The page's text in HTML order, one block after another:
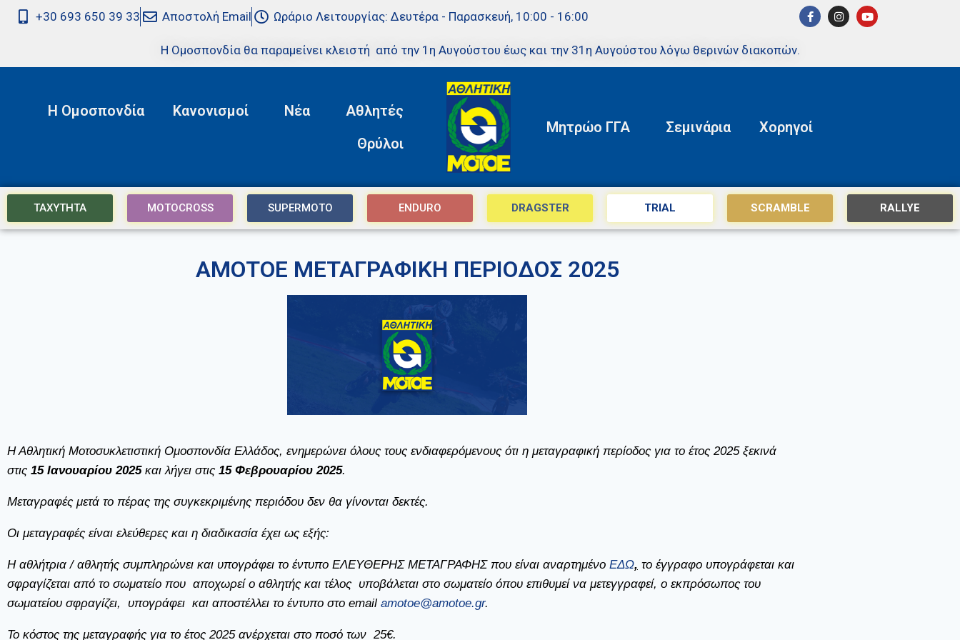
+30 693 650 39 33 Αποστολή Email Ωράριο Λειτουργίας: Δευτέρα - Παρασκευή, 10:00 - 16:00
Η Ομοσπονδία θα παραμείνει κλειστή από την 1η Αυγούστου έως και την 31η Αυγούστου λόγω θερινών διακοπών.
Η Ομοσπονδία Κανονισμοί Νέα
Αθλητές
Θρύλοι
Μητρώο ΓΓΑ Σεμινάρια Χορηγοί
ΤΑΧΥΤΗΤΑ MOTOCROSS SUPERMOTO ENDURO DRAGSTER TRIAL SCRAMBLE RALLYE
ΑΜΟΤΟΕ ΜΕΤΑΓΡΑΦΙΚΗ ΠΕΡΙΟΔΟΣ 2025
Η Αθλητική Μοτοσυκλετιστική Ομοσπονδία Ελλάδος, ενημερώνει όλους τους ενδιαφερόμενους ότι η μεταγραφική περίοδος για το έτος 2025 ξεκινά
στις 15 Ιανουαρίου 2025 και λήγει στις 15 Φεβρουαρίου 2025.
Μεταγραφές μετά το πέρας της συγκεκριμένης περιόδου δεν θα γίνονται δεκτές.
Οι μεταγραφές είναι ελεύθερες και η διαδικασία έχει ως εξής:
Η αθλήτρια / αθλητής συμπληρώνει και υπογράφει το έντυπο ΕΛΕΥΘΕΡΗΣ ΜΕΤΑΓΡΑΦΗΣ που είναι αναρτημένο ΕΔΩ, το έγγραφο υπογράφεται και
σφραγίζεται από το σωματείο που αποχωρεί ο αθλητής και τέλος υποβάλεται στο σωματείο όπου επιθυμεί να μετεγγραφεί, ο εκπρόσωπος του
σωματείου σφραγίζει, υπογράφει και αποστέλλει το έντυπο στο email amotoe@amotoe.gr.
Το κόστος της μεταγραφής για το έτος 2025ανέρχεται στο ποσό των 25€.